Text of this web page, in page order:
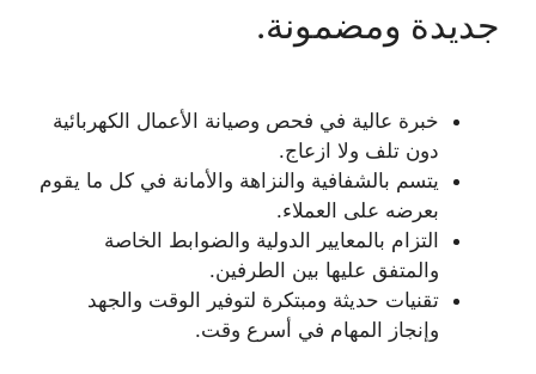
جديدة ومضمونة.
خبرة عالية في فحص وصيانة الأعمال الكهربائية
دون تلف ولا ازعاج.
يتسم بالشفافية والنزاهة والأمانة في كل ما يقوم
بعرضه على العملاء.
التزام بالمعايير الدولية والضوابط الخاصة
والمتفق عليها بين الطرفين.
تقنيات حديثة ومبتكرة لتوفير الوقت والجهد
وإنجاز المهام في أسرع وقت.